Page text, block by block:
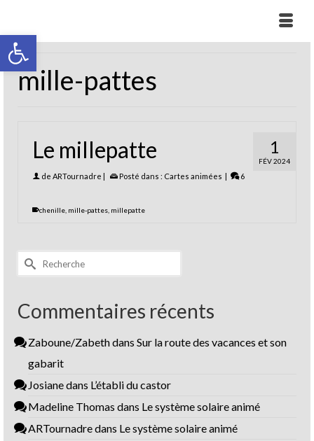
Ouvrir la barre d’outils
mille-pattes
1
FÉV 2024
Le millepatte
de ARTournadre | Posté dans : Cartes animées | 6
chenille mille-pattes millepatte
Rechercher :
Commentaires récents
Zaboune/Zabethdans Sur la route des vacances et son
gabarit
Josianedans L’établi du castor
Madeline Thomas dans Le système solaire animé
ARTournadredans Le système solaire animé